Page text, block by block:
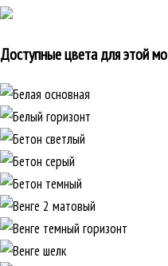
Доступные цвета для этой